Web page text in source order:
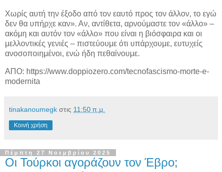
Χωρίς αυτή την έξοδο από τον εαυτό προς τον άλλον, το εγώ
δεν θα υπήρχε καν». Αν, αντίθετα, αρνούμαστε τον «άλλο» –
ακόμη και αυτόν τον «άλλο» που είναι η βιόσφαιρα και οι
μελλοντικές γενιές – πιστεύουμε ότι υπάρχουμε, ευτυχείς
ανοσοποιημένοι, ενώ ήδη πεθαίνουμε.
ΑΠΟ: https://www.doppiozero.com/tecnofascismo-morte-e-
modernita
tinakanoumegk στις 11:50 π.μ.
Κοινή χρήση
Πέμπτη 27 Νοεμβρίου 2025
Οι Τούρκοι αγοράζουν τον Έβρο;